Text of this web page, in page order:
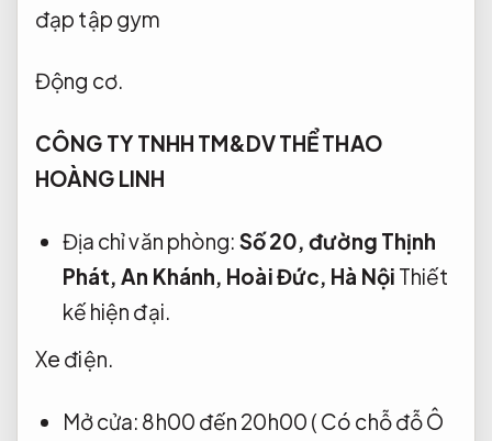
Động cơ.
CÔNG TY TNHH TM&DV THỂ THAO
HOÀNG LINH
Địa chỉ văn phòng: Số 20, đường Thịnh
Phát, An Khánh, Hoài Đức, Hà Nội Thiết
kế hiện đại.
Xe điện.
Mở cửa: 8h00 đến 20h00 ( Có chỗ đỗ Ô